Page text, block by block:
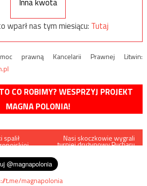
wparł nas tym miesiącu: Tutaj
prawną Kancelarii Prawnej Litwin:
CO ROBIMY? WESPRZYJ PROJEKT
MAGNA POLONIA!
spalił Nasi skoczkowie wygrali
turniej drużynowy Pucharu
t.me/magnapolonia